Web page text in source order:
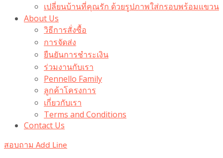
เปลี่ยนบ้านที่คุณรัก ด้วยรูปภาพใส่กรอบพร้อมแขวน​
About Us
วิธีการสั่งซื้อ
การจัดส่ง
ยืนยันการชำระเงิน
ร่วมงานกับเรา
Pennello Family
ลูกค้าโครงการ
เกี่ยวกับเรา
Terms and Conditions
Contact Us
สอบถาม Add Line